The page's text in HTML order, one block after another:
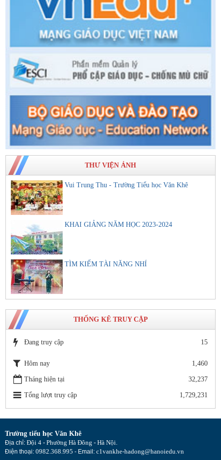
THƯ VIỆN ẢNH
Vui Trung Thu - Trường Tiểu học Văn Khê
KHAI GIẢNG NĂM HỌC 2023-2024
TÌM KIẾM TÀI NĂNG NHÍ
THỐNG KÊ TRUY CẬP
Đang truy cập 15
Hôm nay 1,460
Tháng hiện tại 32,237
Tổng lượt truy cập 1,729,231
Trường tiểu học Văn Khê
Địa chỉ: Đội 4 - Phường Hà Đông - Hà Nội.
Điện thoại: 0982.368.995 - Email: c1vankhe-hadong@hanoiedu.vn